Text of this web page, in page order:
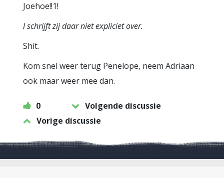
Joehoe!!1!
l schrijft zij daar niet expliciet over.
Shit.
Kom snel weer terug Penelope, neem Adriaan
ook maar weer mee dan.
0
Volgende discussie
Vorige discussie